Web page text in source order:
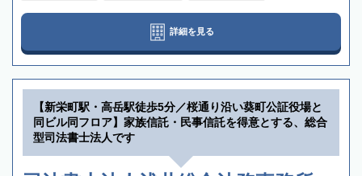
詳細を見る
【新栄町駅・高岳駅徒歩5分／桜通り沿い葵町公証役場と
同ビル同フロア】家族信託・民事信託を得意とする、総合
型司法書士法人です